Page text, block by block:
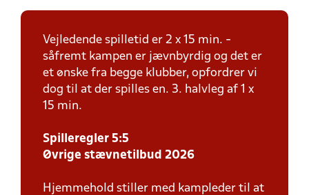
Vejledende spilletid er 2 x 15 min. -
såfremt kampen er jævnbyrdig og det er
et ønske fra begge klubber, opfordrer vi
dog til at der spilles en. 3. halvleg af 1 x
15 min.
Spilleregler 5:5
Øvrige stævnetilbud 2026
Hjemmehold stiller med kampleder til at